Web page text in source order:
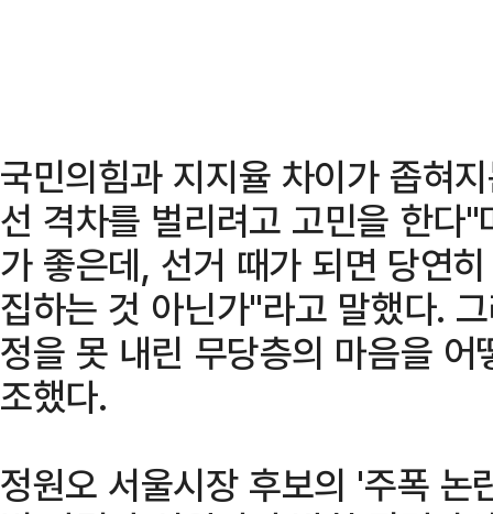
국민의힘과 지지율 차이가 좁혀
선 격차를 벌리려고 고민을 한다
가 좋은데, 선거 때가 되면 당연
집하는 것 아닌가"라고 말했다.
정을 못 내린 무당층의 마음을
조했다.
정원오 서울시장 후보의 '주폭